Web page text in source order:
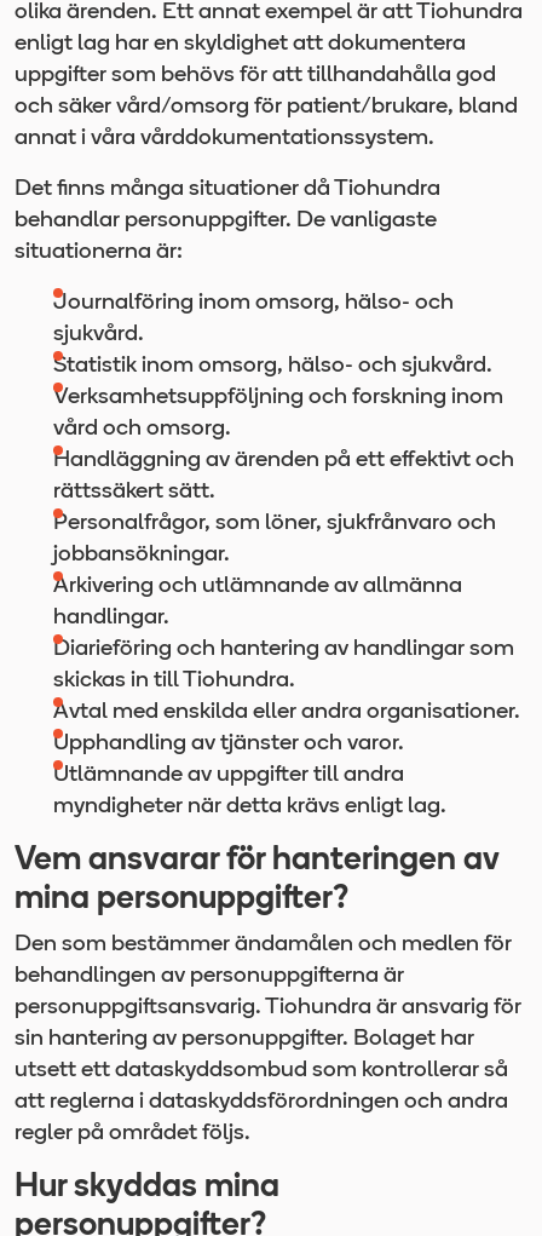
olika ärenden. Ett annat exempel är att Tiohundra
enligt lag har en skyldighet att dokumentera
uppgifter som behövs för att tillhandahålla god
och säker vård/omsorg för patient/brukare, bland
annat i våra vårddokumentationssystem.
Det finns många situationer då Tiohundra
behandlar personuppgifter. De vanligaste
situationerna är:
Journalföring inom omsorg, hälso- och
sjukvård.
Statistik inom omsorg, hälso- och sjukvård.
Verksamhetsuppföljning och forskning inom
vård och omsorg.
Handläggning av ärenden på ett effektivt och
rättssäkert sätt.
Personalfrågor, som löner, sjukfrånvaro och
jobbansökningar.
Arkivering och utlämnande av allmänna
handlingar.
Diarieföring och hantering av handlingar som
skickas in till Tiohundra.
Avtal med enskilda eller andra organisationer.
Upphandling av tjänster och varor.
Utlämnande av uppgifter till andra
myndigheter när detta krävs enligt lag.
Vem ansvarar för hanteringen av
mina personuppgifter?
Den som bestämmer ändamålen och medlen för
behandlingen av personuppgifterna är
personuppgiftsansvarig. Tiohundra är ansvarig för
sin hantering av personuppgifter. Bolaget har
utsett ett dataskyddsombud som kontrollerar så
att reglerna i dataskyddsförordningen och andra
regler på området följs.
Hur skyddas mina
personuppgifter?